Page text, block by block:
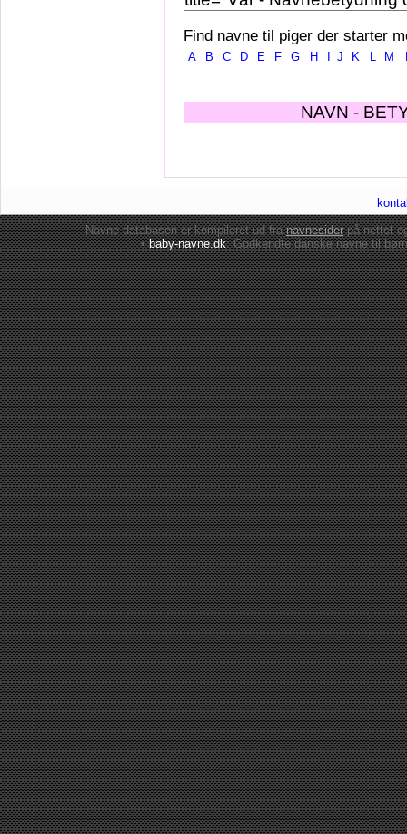
Find navne til piger der starter
A B C D E F G H J K L M
NAVN -
Navne-databasen er kompileret ud franavnesiderpå nettet
•baby-navne.dk: Godkendte danskenavne til børn